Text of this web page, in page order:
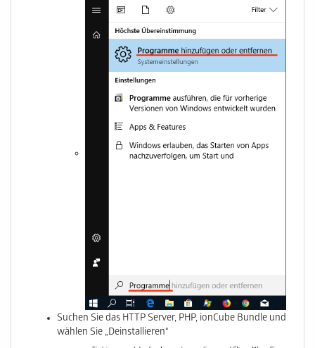
Suchen Sie das HTTP Server, PHP, ionCube Bundle und
wählen Sie „Deinstallieren“